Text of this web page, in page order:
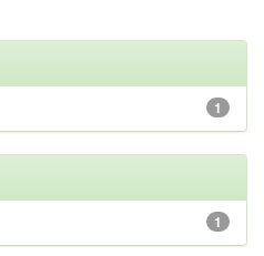
1
1